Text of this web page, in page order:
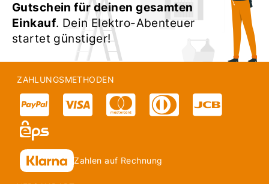
Gutschein für deinen gesamten
Einkauf. Dein Elektro-Abenteuer
startet günstiger!
ZAHLUNGSMETHODEN
Zahlen auf Rechnung